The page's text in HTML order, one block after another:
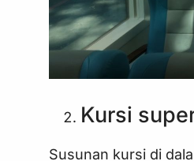
Kursi
Susunan kursi di